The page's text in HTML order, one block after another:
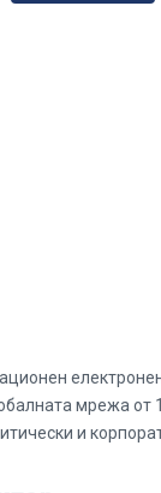
електронен
мрежа от
и